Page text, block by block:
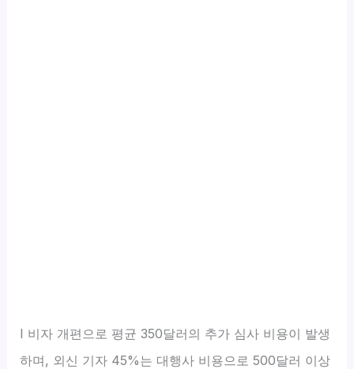
I 비자 개편으로 평균 350달러의 추가 심사 비용이 발생
하며, 외신 기자 45%는 대행사 비용으로 500달러 이상